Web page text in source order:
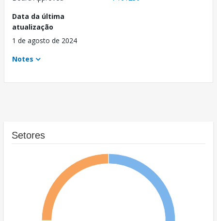
Data da última
atualização
1 de agosto de 2024
Notes
Setores